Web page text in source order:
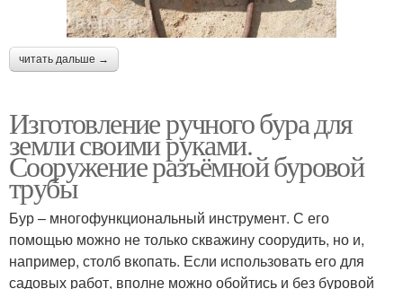
читать дальше →
Изготовление ручного бура для
земли своими руками.
Сооружение разъёмной буровой
трубы
Бур – многофункциональный инструмент. С его
помощью можно не только скважину соорудить, но и,
например, столб вкопать. Если использовать его для
садовых работ, вполне можно обойтись и без буровой